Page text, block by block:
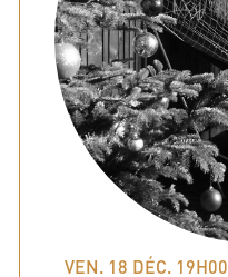
VEN. 18 DÉC. 19H00